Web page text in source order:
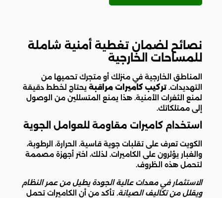
نصائح لضمان تغطية أمنية شاملة
للمساحات الخارجية
المناطق الخارجية في منزلك أو متجرك تحميها من
التهديدات. تركيب كاميرات مراقبة يحتاج لخطط دقيقة
لمنع الثغرات الأمنية. هذا يمنع المتسللين من الوصول
إلى ممتلكاتك.
استخدام كاميرات مقاومة للعوامل الجوية
الكويت تعرف على تقلبات جوية قاسية. الحرارة، الرطوبة،
والغبار يؤثرون على الكاميرات. لذلك، اختر أجهزة مصممة
لتحمل هذه الظروف.
الاستثمار في معدات عالية الجودة يطيل من عمر النظام
ويقلل من تكاليف الصيانة. تأكد من أن الكاميرات تحمل